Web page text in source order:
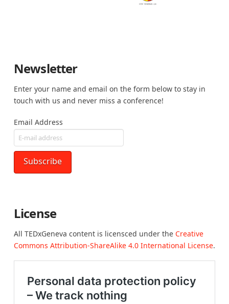
Newsletter
Enter your name and email on the form below to stay in
touch with us and never miss a conference!
Email Address
License
All TEDxGeneva content is licensced under the Creative
Commons Attribution-ShareAlike 4.0 International License.